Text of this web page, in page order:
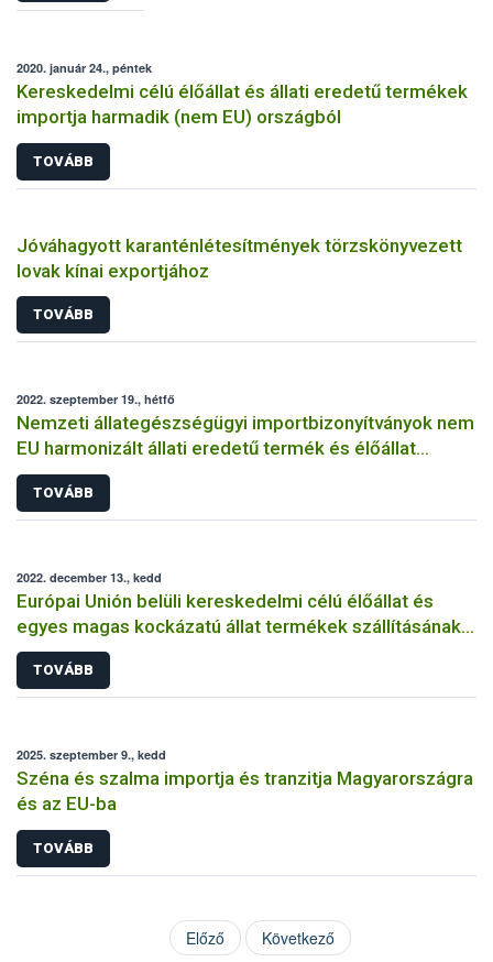
2020. január 24., péntek
Kereskedelmi célú élőállat és állati eredetű termékek
importja harmadik (nem EU) országból
TOVÁBB
Jóváhagyott karanténlétesítmények törzskönyvezett
lovak kínai exportjához
TOVÁBB
2022. szeptember 19., hétfő
Nemzeti állategészségügyi importbizonyítványok nem
EU harmonizált állati eredetű termék és élőállat
behozatalához
TOVÁBB
2022. december 13., kedd
Európai Unión belüli kereskedelmi célú élőállat és
egyes magas kockázatú állat termékek szállításának
állategészségügyi feltételei
TOVÁBB
2025. szeptember 9., kedd
Széna és szalma importja és tranzitja Magyarországra
és az EU-ba
TOVÁBB
Előző Következő